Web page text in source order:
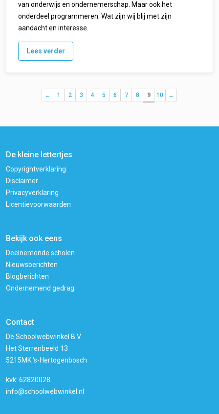
van onderwijs en ondernemerschap. Maar ook het
onderdeel programmeren. Wat zijn wij blij met zijn
aandacht en interesse.
Lees verder
← 1 2 3 4 5 6 7 8 9 10 →
De kleine lettertjes
Copyrightverklaring
Disclaimer
Privacyverklaring
Licentievoorwaarden
Bekijk ook eens
Deelnemende scholen
Nieuwsberichten
Blogberichten
Ondernemend gedrag
Contact
De Schoolwebwinkel B.V.
Het Sterrenbeeld 13
5215MK 's-Hertogenbosch
kvk: 62820028
info@schoolwebwinkel.nl